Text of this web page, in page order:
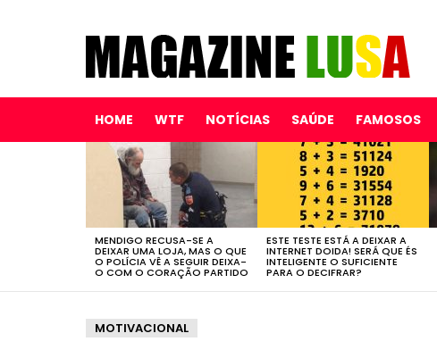
HOME WTF NOTÍCIAS SAÚDE FAMOSOS
LATEST
STORIES
MENDIGO RECUSA-SE A
DEIXAR UMA LOJA, MAS O QUE
O POLÍCIA VÊ A SEGUIR DEIXA-
O COM O CORAÇÃO PARTIDO
ESTE TESTE ESTÁ A DEIXAR A
INTERNET DOIDA! SERÁ QUE ÉS
INTELIGENTE O SUFICIENTE
PARA O DECIFRAR?
MOTIVACIONAL